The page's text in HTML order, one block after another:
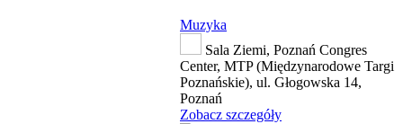
Muzyka
Sala Ziemi, Poznań Congres
Center, MTP (Międzynarodowe Targi
Poznańskie), ul. Głogowska 14,
Poznań
Zobacz szczegóły